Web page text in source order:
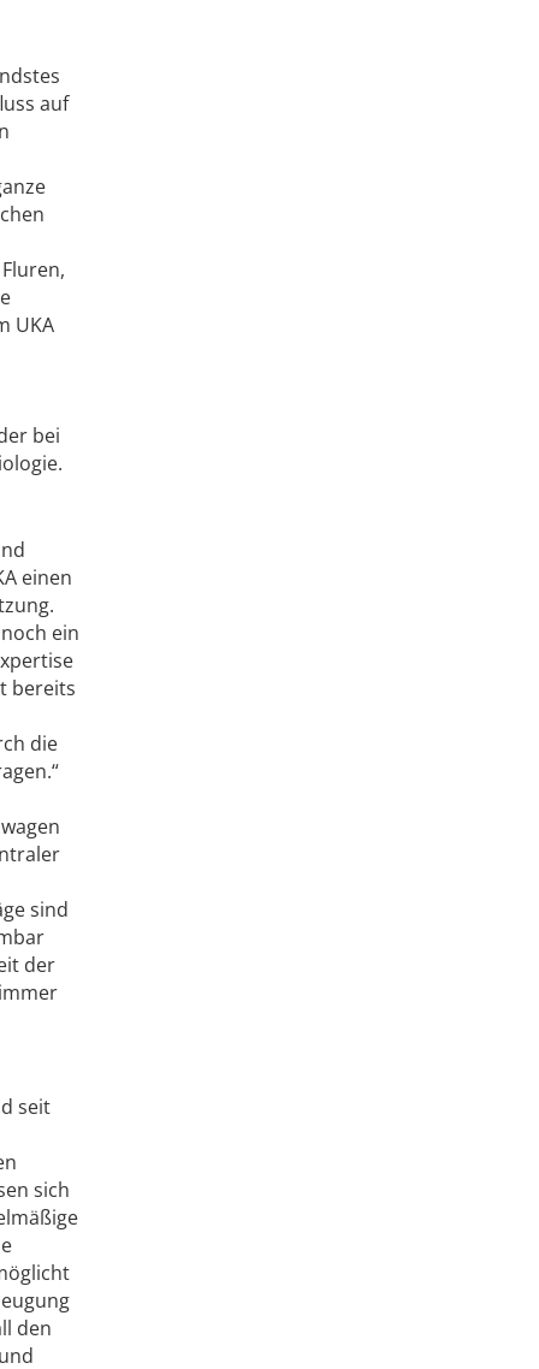
auf
UKA
bei
einen
ein
bereits
die
sind
der
seit
sich
den